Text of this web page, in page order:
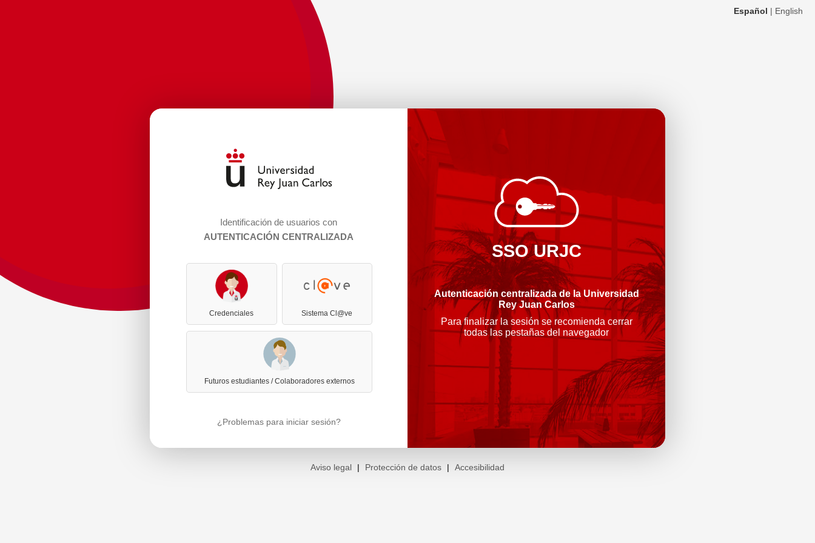
Español | English
Identificación de usuarios con
AUTENTICACIÓN CENTRALIZADA
Credenciales Sistema Cl@ve
Futuros estudiantes / Colaboradores externos
¿Problemas para iniciar sesión?
SSO URJC
Autenticación centralizada de la Universidad
Rey Juan Carlos
Para finalizar la sesión se recomienda cerrar
todas las pestañas del navegador
Aviso legal | Protección de datos | Accesibilidad